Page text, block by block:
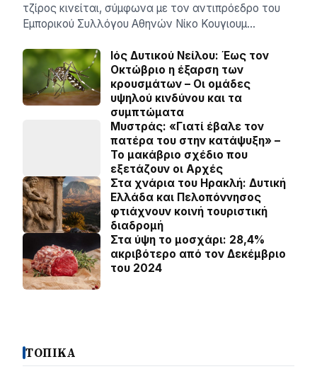
τζίρος κινείται, σύμφωνα με τον αντιπρόεδρο του
Εμπορικού Συλλόγου Αθηνών Νίκο Κουγιουμ…
Ιός Δυτικού Νείλου: Έως τον
Οκτώβριο η έξαρση των
κρουσμάτων – Οι ομάδες
υψηλού κινδύνου και τα
συμπτώματα
Μυστράς: «Γιατί έβαλε τον
πατέρα του στην κατάψυξη» –
Το μακάβριο σχέδιο που
εξετάζουν οι Αρχές
Στα χνάρια του Ηρακλή: Δυτική
Ελλάδα και Πελοπόννησος
φτιάχνουν κοινή τουριστική
διαδρομή
Στα ύψη το μοσχάρι: 28,4%
ακριβότερο από τον Δεκέμβριο
του 2024
ΤΟΠΙΚΑ